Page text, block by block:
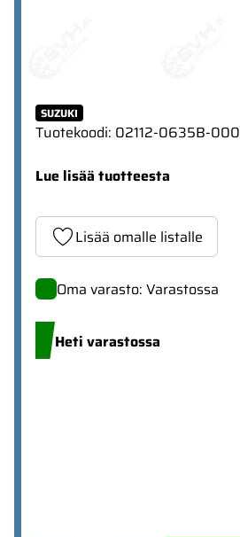
SUZUKI
Tuotekoodi: 02112-0635B-000
Lue lisää tuotteesta
Lisää omalle listalle
Oma varasto: Varastossa
Heti varastossa